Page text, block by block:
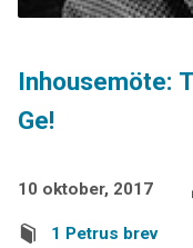
Inhousemöte:
Ge!
10 oktober, 2017
1 Petrus brev